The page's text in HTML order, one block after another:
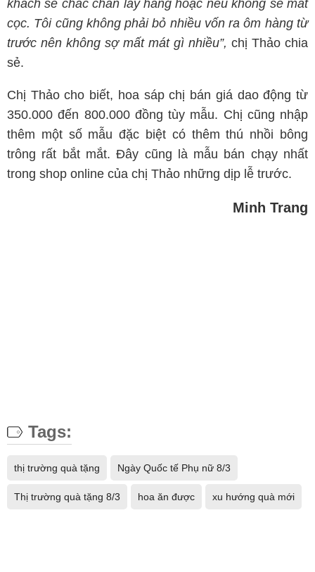
khách sẽ chắc chắn lấy hàng hoặc nếu không sẽ mất
cọc. Tôi cũng không phải bỏ nhiều vốn ra ôm hàng từ
trước nên không sợ mất mát gì nhiều”, chị Thảo chia
sẻ.
Chị Thảo cho biết, hoa sáp chị bán giá dao động từ
350.000 đến 800.000 đồng tùy mẫu. Chị cũng nhập
thêm một số mẫu đặc biệt có thêm thú nhồi bông
trông rất bắt mắt. Đây cũng là mẫu bán chạy nhất
trong shop online của chị Thảo những dịp lễ trước.
Minh Trang
Tags:
thị trường quà tặng Ngày Quốc tế Phụ nữ 8/3
Thị trường quà tặng 8/3 hoa ăn được xu hướng quà mới